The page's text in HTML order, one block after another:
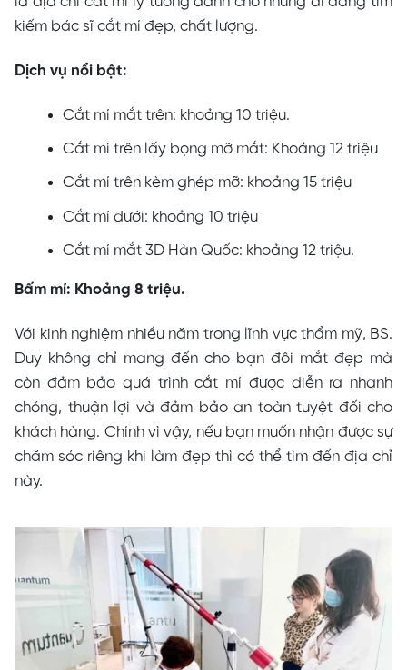
kiếm bác sĩ cắt mí đẹp, chất lượng.
Dịch vụ nổi bật:
Cắt mí mắt trên: khoảng 10 triệu.
Cắt mí trên lấy bọng mỡ mắt: Khoảng 12 triệu
Cắt mí trên kèm ghép mỡ: khoảng 15 triệu
Cắt mí dưới: khoảng 10 triệu
Cắt mí mắt 3D Hàn Quốc: khoảng 12 triệu.
Bấm mí: Khoảng 8 triệu.
Với kinh nghiệm nhiều năm trong lĩnh vực thẩm mỹ, BS.
Duy không chỉ mang đến cho bạn đôi mắt đẹp mà
còn đảm bảo quá trình cắt mí được diễn ra nhanh
chóng, thuận lợi và đảm bảo an toàn tuyệt đối cho
khách hàng. Chính vì vậy, nếu bạn muốn nhận được sự
chăm sóc riêng khi làm đẹp thì có thể tìm đến địa chỉ
này.